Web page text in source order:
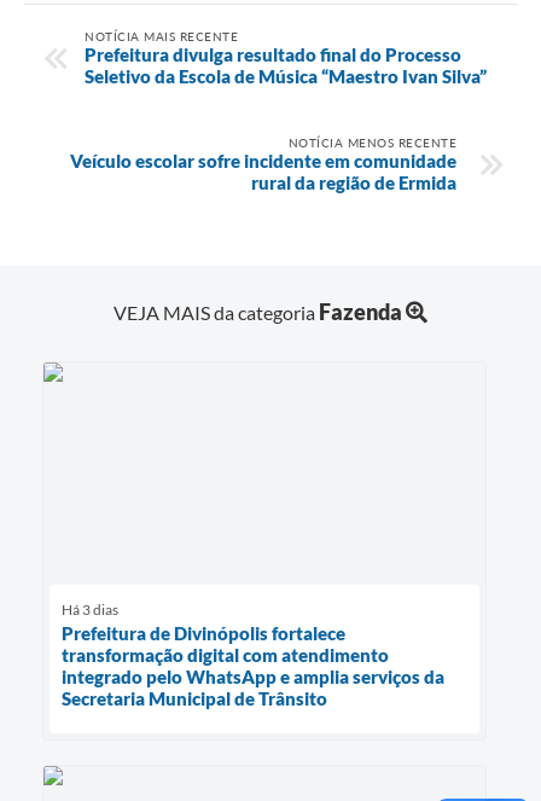
NOTÍCIA MAIS RECENTE
Prefeitura divulga resultado final do Processo
Seletivo da Escola de Música “Maestro Ivan Silva”
NOTÍCIA MENOS RECENTE
Veículo escolar sofre incidente em comunidade
rural da região de Ermida
VEJA MAIS da categoria Fazenda
Há 3 dias
Prefeitura de Divinópolis fortalece
transformação digital com atendimento
integrado pelo WhatsApp e amplia serviços da
Secretaria Municipal de Trânsito